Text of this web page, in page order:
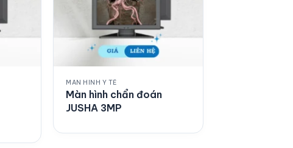
MÀN HÌNH Y TẾ
Màn hình chẩn đoán
JUSHA 3MP